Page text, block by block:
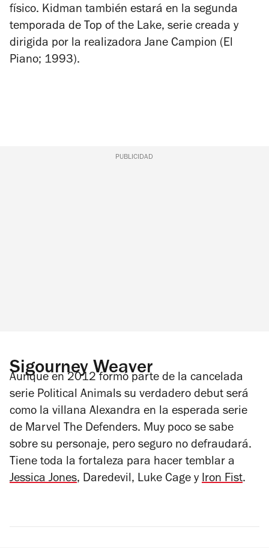
físico. Kidman también estará en la segunda
temporada de Top of the Lake, serie creada y
dirigida por la realizadora Jane Campion (El
Piano; 1993).
PUBLICIDAD
Sigourney Weaver
Aunque en 2012 formó parte de la cancelada
serie Political Animals su verdadero debut será
como la villana Alexandra en la esperada serie
de Marvel The Defenders. Muy poco se sabe
sobre su personaje, pero seguro no defraudará.
Tiene toda la fortaleza para hacer temblar a
Jessica Jones, Daredevil, Luke Cage y Iron Fist.